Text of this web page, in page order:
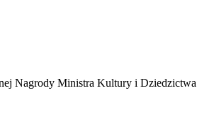
Nagrody Ministra Kultury i Dziedzictwa